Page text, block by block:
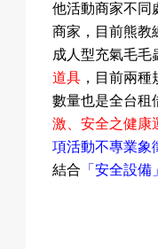
他活動商家不同
商家，目前熊教
成人型充氣毛毛
道具 ，目前兩
數量也是全台租
激 、安全之健康
項活動不專業象
結合 「安全設備」